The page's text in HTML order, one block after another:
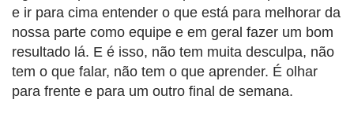
e ir para cima entender o que está para melhorar da
nossa parte como equipe e em geral fazer um bom
resultado lá. E é isso, não tem muita desculpa, não
tem o que falar, não tem o que aprender. É olhar
para frente e para um outro final de semana.